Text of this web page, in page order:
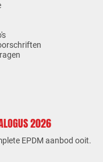
2026
EPDM aanbod ooit.